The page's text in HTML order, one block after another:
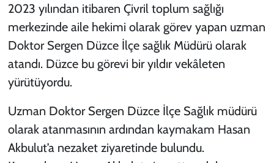
2023 yılından itibaren Çivril toplum sağlığı
merkezinde aile hekimi olarak görev yapan uzman
Doktor Sergen Düzce İlçe sağlık Müdürü olarak
atandı. Düzce bu görevi bir yıldır vekâleten
yürütüyordu.
Uzman Doktor Sergen Düzce İlçe Sağlık müdürü
olarak atanmasının ardından kaymakam Hasan
Akbulut’a nezaket ziyaretinde bulundu.